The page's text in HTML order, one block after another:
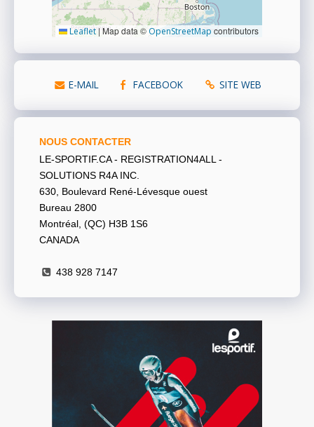
Leaflet |Map data © OpenStreetMap contributors
E-MAIL FACEBOOK SITE WEB
NOUS CONTACTER
LE-SPORTIF.CA - REGISTRATION4ALL -
SOLUTIONS R4A INC.
630, Boulevard René-Lévesque ouest
Bureau 2800
Montréal, (QC) H3B 1S6
CANADA
438 928 7147